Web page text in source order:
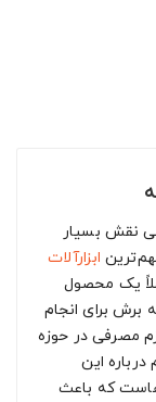
نقش بسیار
ابزارآلات
یک محصول
برای انجام
مصرفی در حوزه
این
که باعث